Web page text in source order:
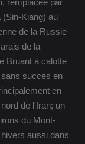
remplacée par
(Sin-Kiang) au
de la Russie
de la
Bruant à calotte
sans succès en
en
de l'Iran; un
du Mont-
aussi dans